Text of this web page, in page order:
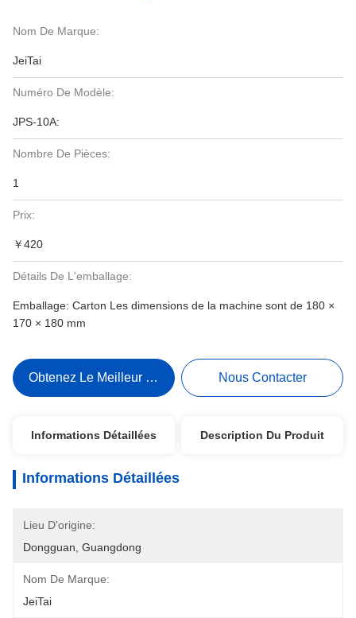
Nom De Marque:
JeiTai
Numéro De Modèle:
JPS-10A:
Nombre De Pièces:
1
Prix:
￥420
Détails De L'emballage:
Emballage: Carton Les dimensions de la machine sont de 180 ×
170 × 180 mm
Obtenez Le Meilleur Prix Nous Contacter
Informations Détaillées Description Du Produit
Informations Détaillées
Lieu D'origine:
Dongguan, Guangdong
Nom De Marque:
JeiTai